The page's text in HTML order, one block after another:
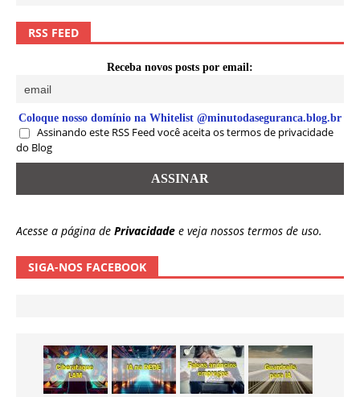
RSS FEED
Receba novos posts por email:
Coloque nosso domínio na Whitelist @minutodaseguranca.blog.br
Assinando este RSS Feed você aceita os termos de privacidade
do Blog
Acesse a página de Privacidade e veja nossos termos de uso.
SIGA-NOS FACEBOOK